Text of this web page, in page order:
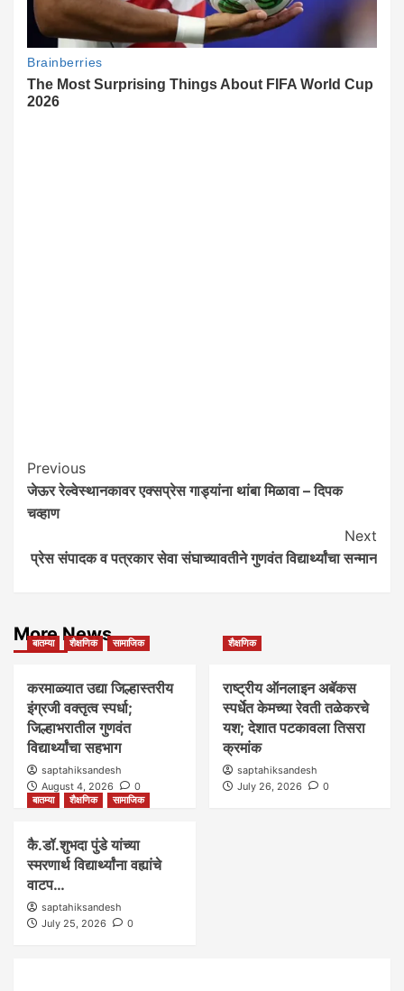
Post
Navigation
Previous
जेऊर रेल्वेस्थानकावर एक्सप्रेस गाड्यांना थांबा मिळावा – दिपक
चव्हाण
Next
प्रेस संपादक व पत्रकार सेवा संघाच्यावतीने गुणवंत विद्यार्थ्यांचा सन्मान
More News
बातम्या शैक्षणिक सामाजिक
करमाळ्यात उद्या जिल्हास्तरीय
इंग्रजी वक्तृत्व स्पर्धा;
जिल्हाभरातील गुणवंत
विद्यार्थ्यांचा सहभाग
saptahiksandesh
August 4, 2026
0
शैक्षणिक
राष्ट्रीय ऑनलाइन अबॅकस
स्पर्धेत केमच्या रेवती तळेकरचे
यश; देशात पटकावला तिसरा
क्रमांक
saptahiksandesh
July 26, 2026
0
बातम्या
शैक्षणिक सामाजिक
कै.डॉ.शुभदा पुंडे यांच्या
स्मरणार्थ विद्यार्थ्यांना वह्यांचे
वाटप…
saptahiksandesh
July 25, 2026
0